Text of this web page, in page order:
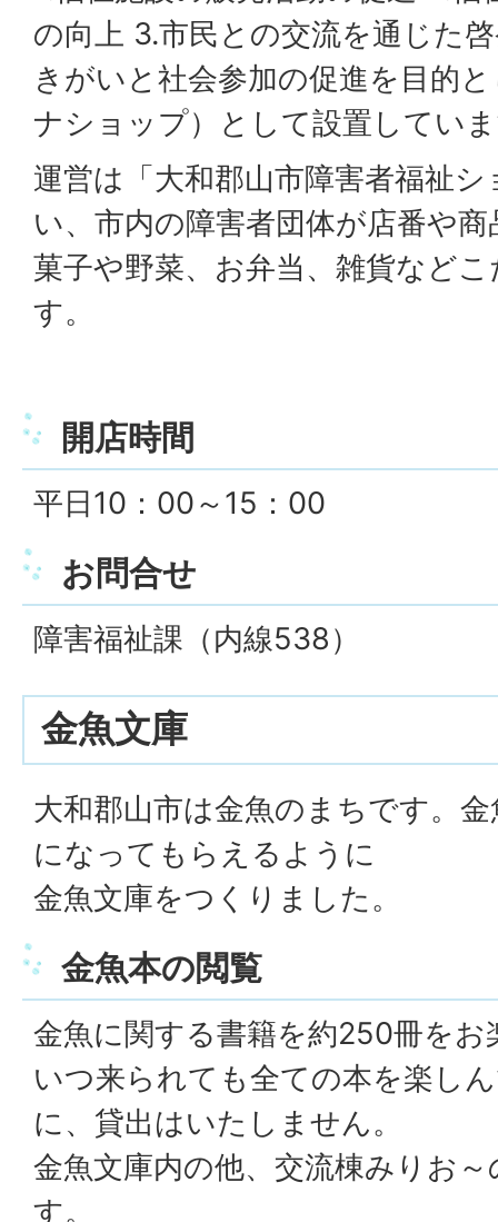
の向上 3.市民との交流を通じた
きがいと社会参加の促進を目的
ナショップ）として設置してい
運営は「大和郡山市障害者福祉
い、市内の障害者団体が店番や
菓子や野菜、お弁当、雑貨など
す。
開店時間
平日10：00～15：00
お問合せ
障害福祉課（内線538）
金魚文庫
大和郡山市は金魚のまちです。
になってもらえるように
金魚文庫をつくりました。
金魚本の閲覧
金魚に関する書籍を約250冊を
いつ来られても全ての本を楽し
に、貸出はいたしません。
金魚文庫内の他、交流棟みりお
す。